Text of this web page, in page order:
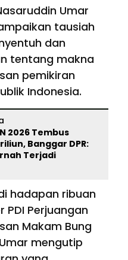
Umar
tausiah
dan
tentang makna
pemikiran
Indonesia.
2026 Tembus
Banggar DPR:
Terjadi
hadapan ribuan
Perjuangan
Makam Bung
mengutip